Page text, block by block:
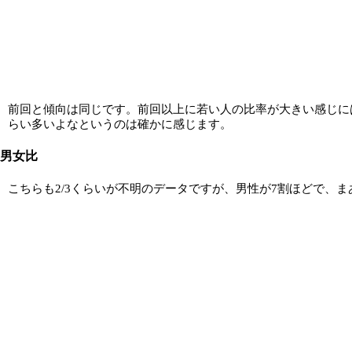
前回と傾向は同じです。前回以上に若い人の比率が大きい感じ
らい多いよなというのは確かに感じます。
男女比
こちらも2/3くらいが不明のデータですが、男性が7割ほどで、